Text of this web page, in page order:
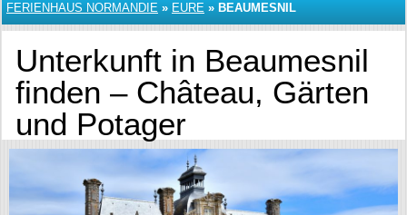
FERIENHAUS NORMANDIE » EURE » BEAUMESNIL
Unterkunft in Beaumesnil
finden – Château, Gärten
und Potager